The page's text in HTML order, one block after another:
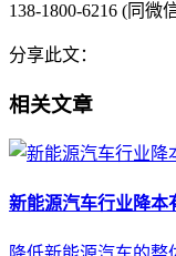
138-1800-6216 (同微
分享此文：
相关文章
新能源汽车行业降本